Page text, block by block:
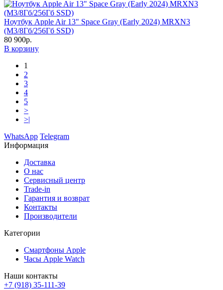
Ноутбук Apple Air 13" Space Gray (Early 2024) MRXN3
(M3/8Гб/256Гб SSD)
80 900р.
В корзину
1
2
3
4
5
>
>|
WhatsApp Telegram
Информация
Доставка
О нас
Сервисный центр
Trade-in
Гарантия и возврат
Контакты
Производители
Категории
Смартфоны Apple
Часы Apple Watch
Наши контакты
+7 (918) 35-111-39